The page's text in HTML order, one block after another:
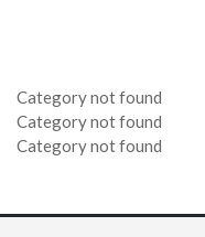
Category not found
Category not found
Category not found